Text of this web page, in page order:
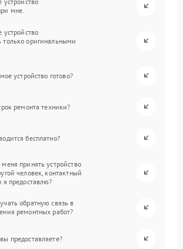
мне.
устройство
только оригинальными
устройство готово?
ремонта техники?
бесплатно?
принять устройство
человек, контактный
я предоставлю?
обратную связь в
ремонтных работ?
предоставляете?